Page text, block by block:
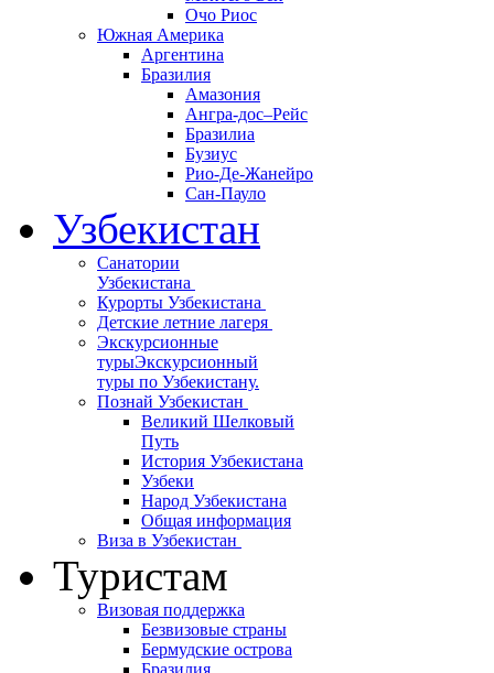
Очо Риос
Южная Америка
Аргентина
Бразилия
Амазония
Ангра-дос–Рейс
Бразилиа
Бузиус
Рио-Де-Жанейро
Сан-Пауло
Узбекистан
Санатории
Узбекистана
Курорты Узбекистана
Детские летние лагеря
Экскурсионные
турыЭкскурсионный
туры по Узбекистану.
Познай Узбекистан
Великий Шелковый
Путь
История Узбекистана
Узбеки
Народ Узбекистана
Общая информация
Виза в Узбекистан
Туристам
Визовая поддержка
Безвизовые страны
Бермудские острова
Бразилия